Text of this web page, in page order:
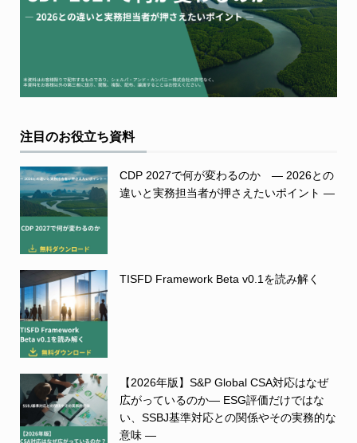
注目のお役立ち資料
CDP 2027で何が変わるのか ― 2026との
違いと実務担当者が押さえたいポイント ―
TISFD Framework Beta v0.1を読み解く
【2026年版】S&P Global CSA対応はなぜ
広がっているのか― ESG評価だけではな
い、SSBJ基準対応との関係やその実務的な
意味 ―